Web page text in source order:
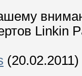
Linkin
(20.02.2011)